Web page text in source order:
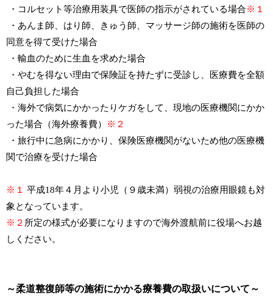
・コルセット等治療用装具で医師の指示がされている場合※１
・あんま師、はり師、きゅう師、マッサージ師の施術を医師の
同意を得て受けた場合
・輸血のために生血を求めた場合
・やむを得ない理由で保険証を持たずに受診し、医療費を全額
自己負担した場合
・海外で病気にかかったりケガをして、現地の医療機関にかか
った場合（海外療養費）
※２
・旅行中に急病にかかり、保険医療機関がないため他の医療機
関で治療を受けた場合
※１ 平成18年４月より小児（９歳未満）弱視の治療用眼鏡も対
象となっています。
※２ 所定の様式が必要になりますので海外渡航前に役場へお越
しください。
～柔道整復師等の施術にかかる療養費の取扱いについて～